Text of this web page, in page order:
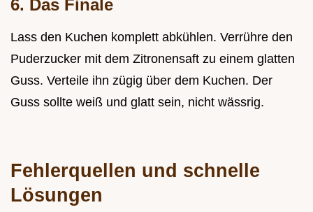
6. Das Finale
Lass den Kuchen komplett abkühlen. Verrühre den
Puderzucker mit dem Zitronensaft zu einem glatten
Guss. Verteile ihn zügig über dem Kuchen. Der
Guss sollte weiß und glatt sein, nicht wässrig.
Fehlerquellen und schnelle
Lösungen